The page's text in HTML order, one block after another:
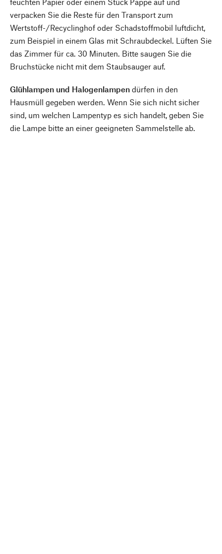
verpacken Sie die Reste für den Transport zum
Wertstoff-/Recyclinghof oder Schadstoffmobil luftdicht,
zum Beispiel in einem Glas mit Schraubdeckel. Lüften Sie
das Zimmer für ca. 30 Minuten. Bitte saugen Sie die
Bruchstücke nicht mit dem Staubsauger auf.
Glühlampen und Halogenlampen dürfen in den
Hausmüll gegeben werden. Wenn Sie sich nicht sicher
sind, um welchen Lampentyp es sich handelt, geben Sie
die Lampe bitte an einer geeigneten Sammelstelle ab.